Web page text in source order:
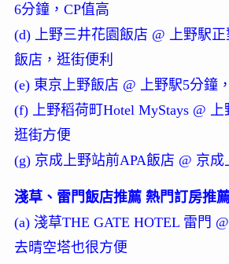
6分鐘，CP值高
(d) 上野三井花園飯店 @ 上野駅
飯店，逛街便利
(e) 東京上野飯店 @ 上野駅5分鐘
(f) 上野稻荷町Hotel MyStays @ 上
逛街方便
(g) 京成上野站前APA飯店 @ 京成
淺草、雷門飯店推薦 熱門訂房推
(a) 淺草THE GATE HOTEL 雷門
去晴空塔也很方便